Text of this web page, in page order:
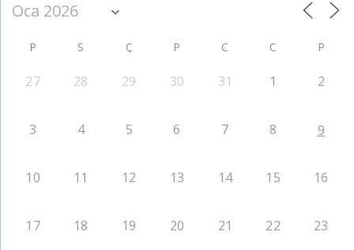
P S Ç P C C P
27 28 29 30 31 1 2
3 4 5 6 7 8 9
10 11 12 13 14 15 16
17 18 19 20 21 22 23